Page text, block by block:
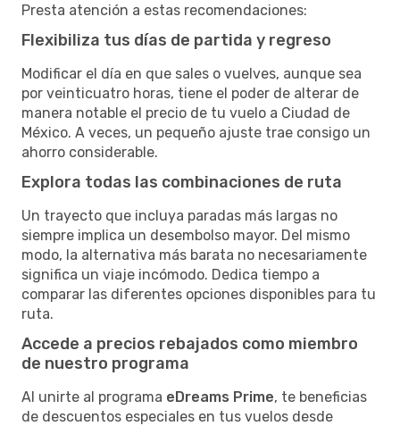
Presta atención a estas recomendaciones:
Flexibiliza tus días de partida y regreso
Modificar el día en que sales o vuelves, aunque sea
por veinticuatro horas, tiene el poder de alterar de
manera notable el precio de tu vuelo a Ciudad de
México. A veces, un pequeño ajuste trae consigo un
ahorro considerable.
Explora todas las combinaciones de ruta
Un trayecto que incluya paradas más largas no
siempre implica un desembolso mayor. Del mismo
modo, la alternativa más barata no necesariamente
significa un viaje incómodo. Dedica tiempo a
comparar las diferentes opciones disponibles para tu
ruta.
Accede a precios rebajados como miembro
de nuestro programa
Al unirte al programa eDreams Prime, te beneficias
de descuentos especiales en tus vuelos desde